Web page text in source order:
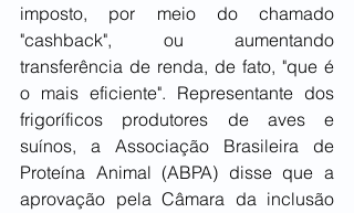
imposto, por meio do chamado
"cashback", ou aumentando
transferência de renda, de fato, "que é
o mais eficiente". Representante dos
frigoríficos produtores de aves e
suínos, a Associação Brasileira de
Proteína Animal (ABPA) disse que a
aprovação pela Câmara da inclusão